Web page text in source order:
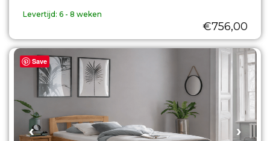
€756,00
Levertijd: 6 - 8 weken
Save
‹ ›